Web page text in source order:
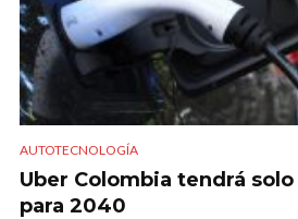
AUTOTECNOLOGÍA
Uber Colombia tendrá
para 2040